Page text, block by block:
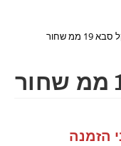
ממ שחור
הזמנה